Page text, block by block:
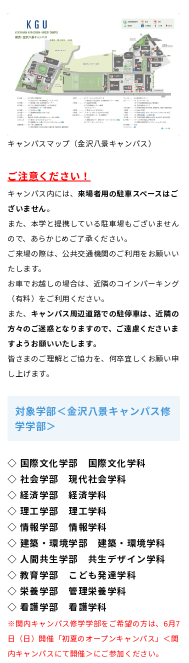
キャンパスマップ（金沢八景キャンパス）
ご注意ください！
キャンパス内には、 来場者用の駐車スペースはご
ざいません。
また、本学と提携している駐車場もございません
ので、あらかじめご了承ください。
ご来場の際は、公共交通機関のご利用をお願いい
たします。
お車でお越しの場合は、近隣のコインパーキング
（有料）をご利用ください。
また、 キャンパス周辺道路での駐停車は、近隣の
方々のご迷惑となりますので、ご遠慮くださいま
すようお願いいたします。
皆さまのご理解とご協力を、何卒宜しくお願い申
し上げます。
対象学部＜金沢八景キャンパス修
学学部＞
◇ 国際文化学部 国際文化学科
◇ 社会学部 現代社会学科
◇ 経済学部 経済学科
◇ 理工学部 理工学科
◇ 情報学部 情報学科
◇ 建築・環境学部 建築・環境学科
◇ 人間共生学部 共生デザイン学科
◇ 教育学部 こども発達学科
◇ 栄養学部 管理栄養学科
◇ 看護学部 看護学科
※関内キャンパス修学学部をご希望の方は、6月7
日（日）開催「初夏のオープンキャンパス」＜関
内キャンパスにて開催＞にご参加ください。